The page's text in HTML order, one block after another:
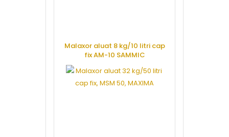
Malaxor aluat 8 kg/10 litri cap
fix AM-10 SAMMIC
CERE OFERTA